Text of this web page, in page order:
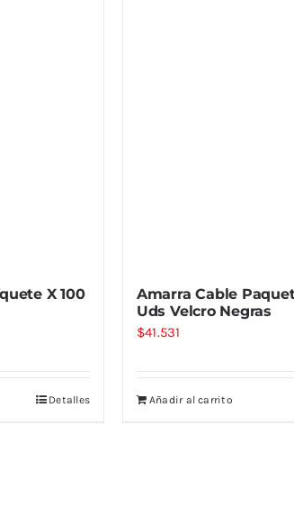
X 100
Detalles
Amarra Cable
Uds Velcro Negras
$41.531
Añadir al carrito